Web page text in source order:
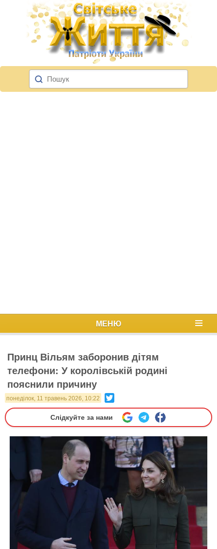
МЕНЮ
Принц Вільям заборонив дітям
телефони: У королівській родині
пояснили причину
понеділок, 11 травень 2026, 10:22
Слідкуйте за нами